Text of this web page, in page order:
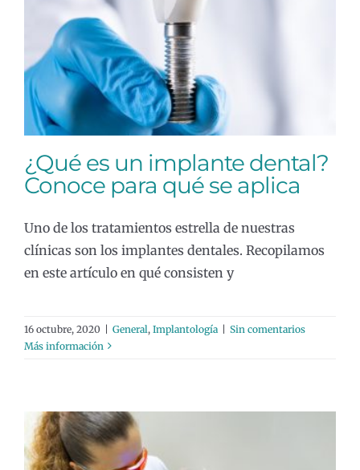
¿Qué es un implante dental? Conoce
para qué se aplica
General Implantología
¿Qué es un implante dental?
Conoce para qué se aplica
Uno de los tratamientos estrella de nuestras
clínicas son los implantes dentales. Recopilamos
en este artículo en qué consisten y
16 octubre, 2020 | General, Implantología | Sin comentarios
Más información